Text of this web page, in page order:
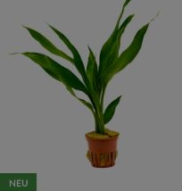
NEU